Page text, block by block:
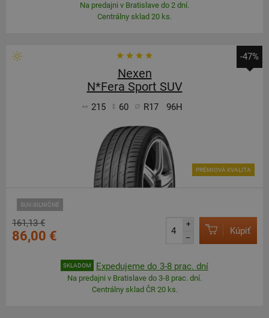
Na predajni v Bratislave do 2 dní.
Centrálny sklad 20 ks.
-47%
Nexen
N*Fera Sport SUV
215 60 R17 96H
SUV-SILNIČNÉ
PRÉMIOVÁ KVALITA
161,13 €
86,00 €
+
–
Kúpiť
SKLADOM Expedujeme do 3-8 prac. dní
Na predajni v Bratislave do 3-8 prac. dní.
Centrálny sklad ČR 20 ks.